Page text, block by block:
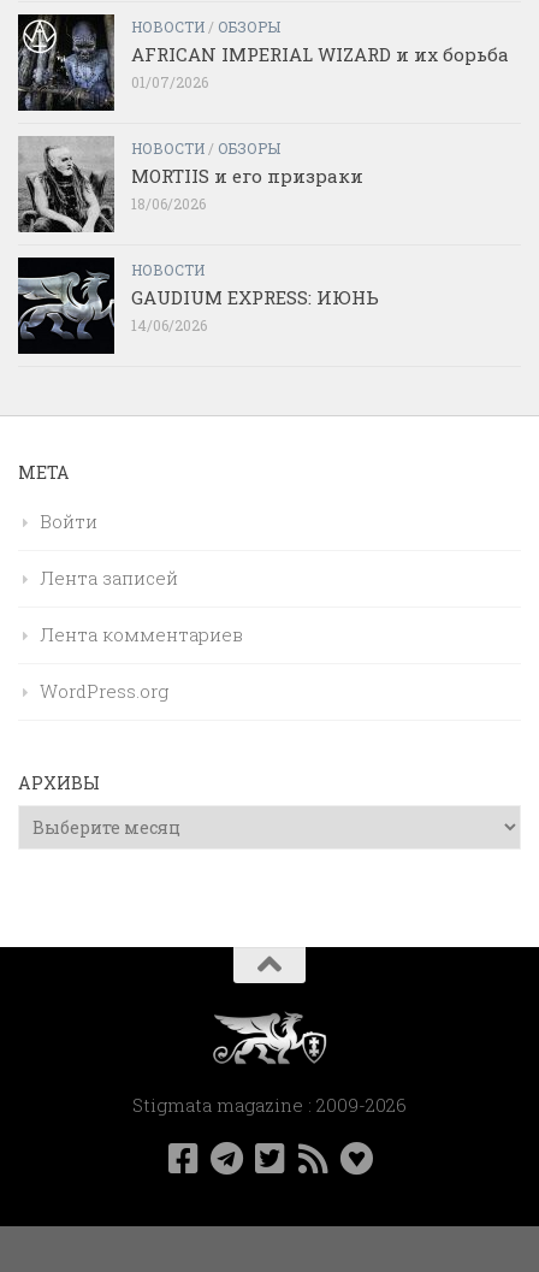
НОВОСТИ / ОБЗОРЫ
AFRICAN IMPERIAL WIZARD и их борьба
01/07/2026
НОВОСТИ / ОБЗОРЫ
MORTIIS и его призраки
18/06/2026
НОВОСТИ
GAUDIUM EXPRESS: ИЮНЬ
14/06/2026
МЕТА
Войти
Лента записей
Лента комментариев
WordPress.org
АРХИВЫ
Архивы
Stigmata magazine : 2009-2026